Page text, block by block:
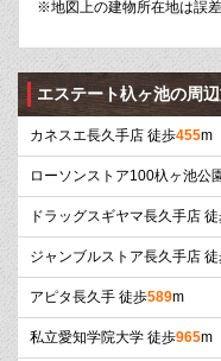
※地図上の建物所在地は誤
エステート杁ヶ池の周
カネスエ長久手店 徒歩455m
ローソンストア100杁ヶ池公
ドラッグスギヤマ長久手店
ジャンブルストア長久手店
アピタ長久手 徒歩589m
私立愛知学院大学 徒歩965m